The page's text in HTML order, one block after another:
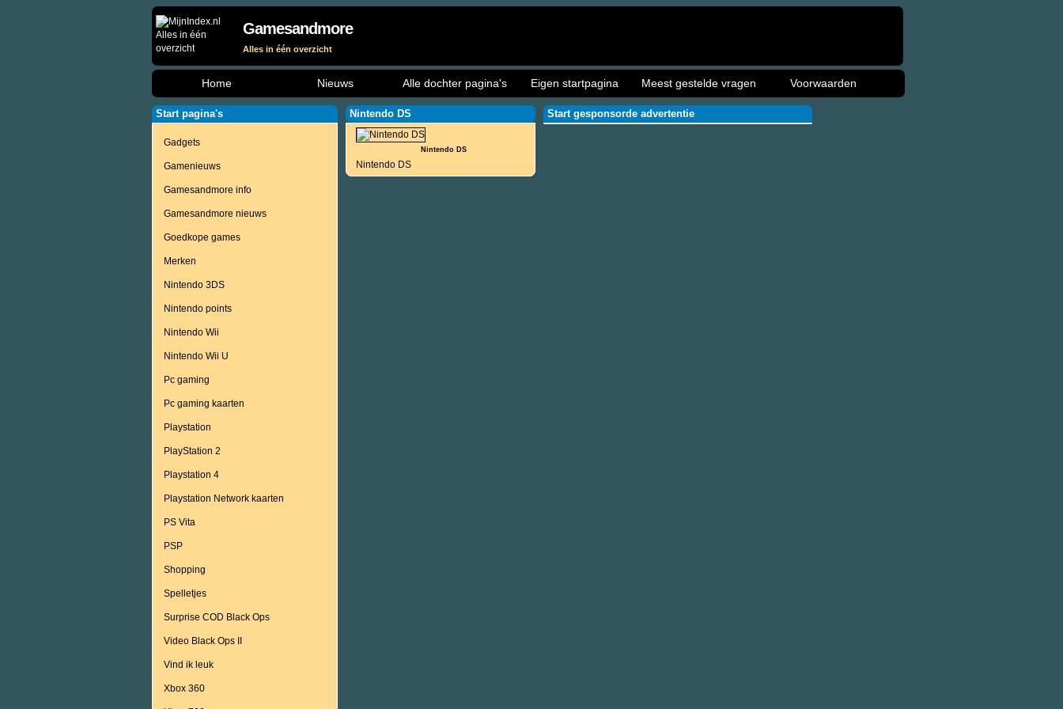
Gamesandmore
Alles in één overzicht
Home Nieuws Alle dochter pagina's Eigen startpagina Meest gestelde vragen Voorwaarden
Start pagina's
Gadgets
Gamenieuws
Gamesandmore info
Gamesandmore nieuws
Goedkope games
Merken
Nintendo 3DS
Nintendo points
Nintendo Wii
Nintendo Wii U
Pc gaming
Pc gaming kaarten
Playstation
PlayStation 2
Playstation 4
Playstation Network kaarten
PS Vita
PSP
Shopping
Spelletjes
Surprise COD Black Ops
Video Black Ops II
Vind ik leuk
Xbox 360
Nintendo DS
Nintendo DS
Nintendo DS
Start gesponsorde advertentie